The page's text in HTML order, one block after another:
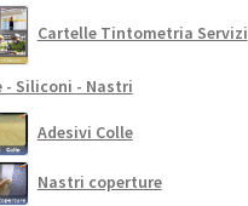
Cartelle Tintometria Servizi
- Siliconi - Nastri
Adesivi Colle
Nastri coperture